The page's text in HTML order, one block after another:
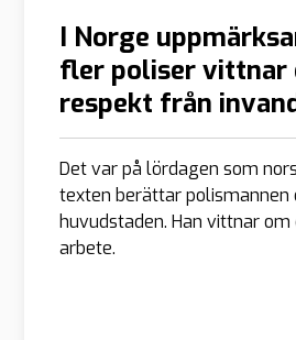
I Norge
fler poliser vittnar
respekt från
Det var på lördagen som
texten berättar
huvudstaden. Han vittnar
arbete.